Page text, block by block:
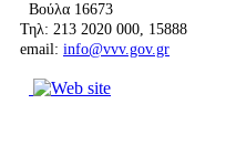
Βούλα 16673
Τηλ: 213 2020 000, 15888
email: info@vvv.gov.gr